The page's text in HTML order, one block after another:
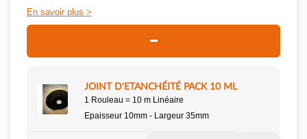
En savoir plus
JOINT D'ETANCHÉITÉ PACK 10 ML
1 Rouleau = 10 m Linéaire
Epaisseur 10mm - Largeur 35mm